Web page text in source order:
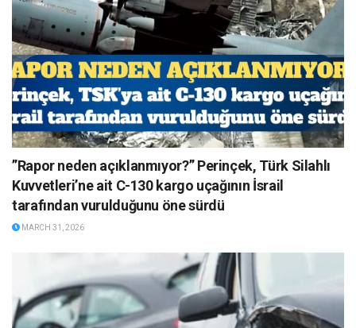
”Rapor neden açıklanmıyor?” Perinçek, Türk Silahlı
Kuvvetleri’ne ait C-130 kargo uçağının İsrail
tarafından vurulduğunu öne sürdü
MARCH 31, 2026